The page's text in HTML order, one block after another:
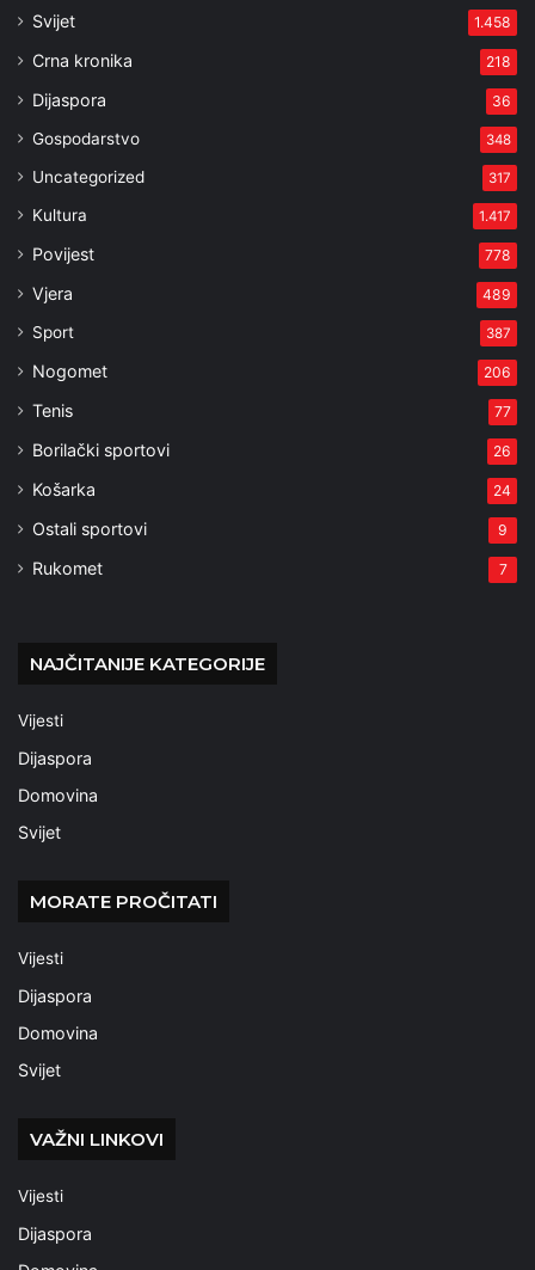
Svijet 1.458
Crna kronika 218
Dijaspora 36
Gospodarstvo 348
Uncategorized 317
Kultura 1.417
Povijest 778
Vjera 489
Sport 387
Nogomet 206
Tenis 77
Borilački sportovi 26
Košarka 24
Ostali sportovi 9
Rukomet 7
NAJČITANIJE KATEGORIJE
Vijesti
Dijaspora
Domovina
Svijet
MORATE PROČITATI
Vijesti
Dijaspora
Domovina
Svijet
VAŽNI LINKOVI
Vijesti
Dijaspora